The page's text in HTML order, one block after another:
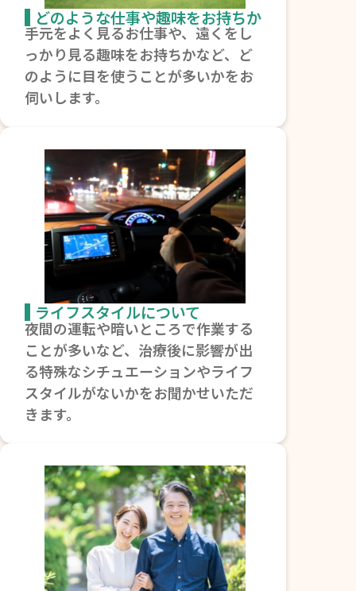
どのような仕事や趣味をお持ちか
手元をよく見るお仕事や、遠くをし
っかり見る趣味をお持ちかなど、ど
のように目を使うことが多いかをお
伺いします。
ライフスタイルについて
夜間の運転や暗いところで作業する
ことが多いなど、治療後に影響が出
る特殊なシチュエーションやライフ
スタイルがないかをお聞かせいただ
きます。